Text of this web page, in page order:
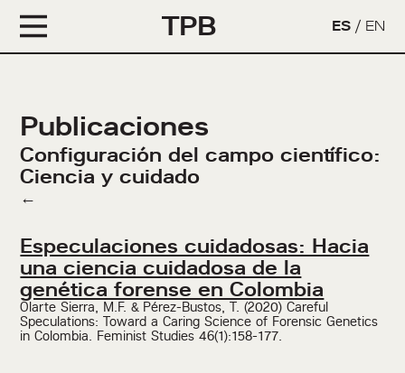
TPB ES / EN
Publicaciones
Configuración del campo científico:
Ciencia y cuidado
←
Especulaciones cuidadosas: Hacia
una ciencia cuidadosa de la
genética forense en Colombia
Olarte Sierra, M.F. & Pérez-Bustos, T. (2020) Careful
Speculations: Toward a Caring Science of Forensic Genetics
in Colombia. Feminist Studies 46(1):158-177.